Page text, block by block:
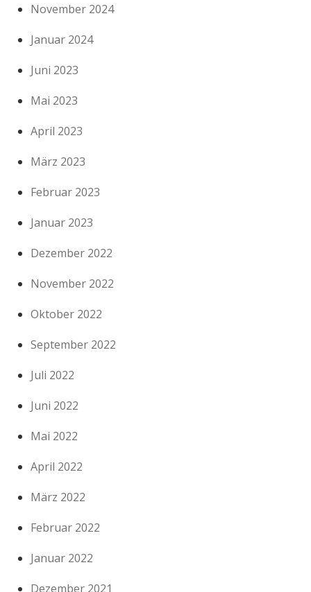
November 2024
Januar 2024
Juni 2023
Mai 2023
April 2023
März 2023
Februar 2023
Januar 2023
Dezember 2022
November 2022
Oktober 2022
September 2022
Juli 2022
Juni 2022
Mai 2022
April 2022
März 2022
Februar 2022
Januar 2022
Dezember 2021